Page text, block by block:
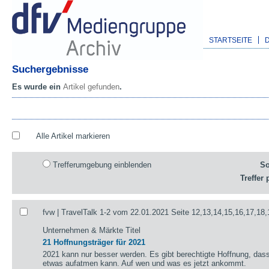
STARTSEITE
Suchergebnisse
Es wurde ein Artikel gefunden.
Alle Artikel markieren
Trefferumgebung einblenden
Treffer
fvw | TravelTalk 1-2 vom 22.01.2021 Seite
Unternehmen & Märkte Titel
21 Hoffnungsträger für 2021
2021 kann nur besser werden. Es gibt berechtigte Hoffnung,
etwas aufatmen kann. Auf wen und was es jetzt ankommt.